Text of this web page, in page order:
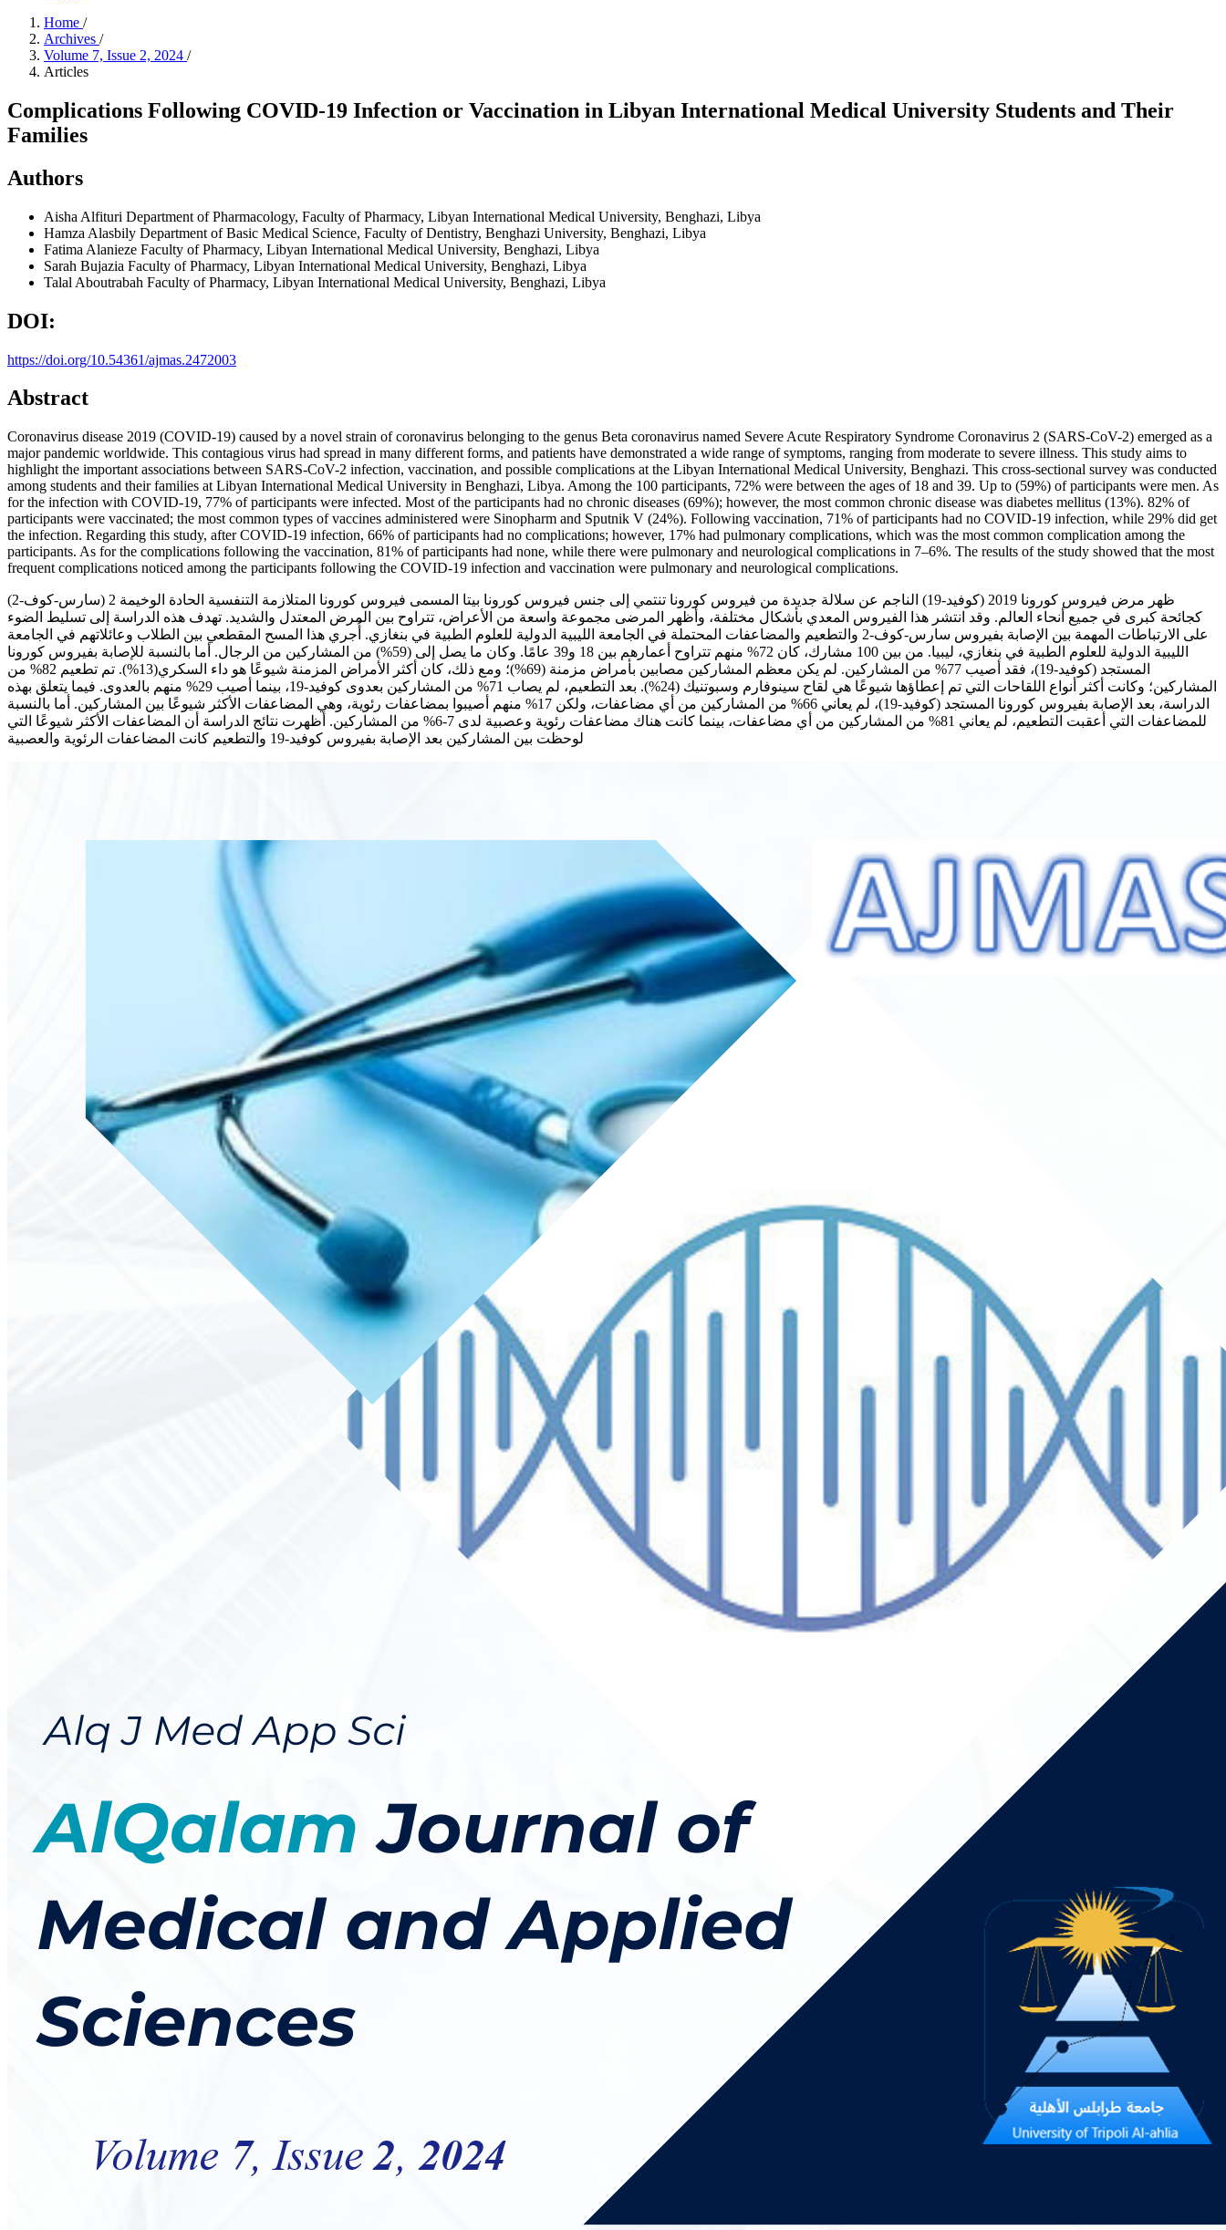
Home /
Archives /
Volume 7, Issue 2, 2024 /
Articles
Complications Following COVID-19 Infection or Vaccination in Libyan International Medical University Students and Their
Families
Authors
Aisha Alfituri Department of Pharmacology, Faculty of Pharmacy, Libyan International Medical University, Benghazi, Libya
Hamza Alasbily Department of Basic Medical Science, Faculty of Dentistry, Benghazi University, Benghazi, Libya
Fatima Alanieze Faculty of Pharmacy, Libyan International Medical University, Benghazi, Libya
Sarah Bujazia Faculty of Pharmacy, Libyan International Medical University, Benghazi, Libya
Talal Aboutrabah Faculty of Pharmacy, Libyan International Medical University, Benghazi, Libya
DOI:
https://doi.org/10.54361/ajmas.2472003
Abstract
Coronavirus disease 2019 (COVID-19) caused by a novel strain of coronavirus belonging to the genus Beta coronavirus named Severe Acute Respiratory Syndrome Coronavirus 2 (SARS-CoV-2) emerged as a
major pandemic worldwide. This contagious virus had spread in many different forms, and patients have demonstrated a wide range of symptoms, ranging from moderate to severe illness. This study aims to
highlight the important associations between SARS-CoV-2 infection, vaccination, and possible complications at the Libyan International Medical University, Benghazi. This cross-sectional survey was conducted
among students and their families at Libyan International Medical University in Benghazi, Libya. Among the 100 participants, 72% were between the ages of 18 and 39. Up to (59%) of participants were men. As
for the infection with COVID-19, 77% of participants were infected. Most of the participants had no chronic diseases (69%); however, the most common chronic disease was diabetes mellitus (13%). 82% of
participants were vaccinated; the most common types of vaccines administered were Sinopharm and Sputnik V (24%). Following vaccination, 71% of participants had no COVID-19 infection, while 29% did get
the infection. Regarding this study, after COVID-19 infection, 66% of participants had no complications; however, 17% had pulmonary complications, which was the most common complication among the
participants. As for the complications following the vaccination, 81% of participants had none, while there were pulmonary and neurological complications in 7–6%. The results of the study showed that the most
frequent complications noticed among the participants following the COVID-19 infection and vaccination were pulmonary and neurological complications.
ظهر مرض فيروس كورونا 2019 (كوفيد-19) الناجم عن سلالة جديدة من فيروس كورونا تنتمي إلى جنس فيروس كورونا بيتا المسمى فيروس كورونا المتلازمة التنفسية الحادة الوخيمة 2 (سارس-كوف-2)
كجائحة كبرى في جميع أنحاء العالم. وقد انتشر هذا الفيروس المعدي بأشكال مختلفة، وأظهر المرضى مجموعة واسعة من الأعراض، تتراوح بين المرض المعتدل والشديد. تهدف هذه الدراسة إلى تسليط الضوء
على الارتباطات المهمة بين الإصابة بفيروس سارس-كوف-2 والتطعيم والمضاعفات المحتملة في الجامعة الليبية الدولية للعلوم الطبية في بنغازي. أُجري هذا المسح المقطعي بين الطلاب وعائلاتهم في الجامعة
الليبية الدولية للعلوم الطبية في بنغازي، ليبيا. من بين 100 مشارك، كان 72% منهم تتراوح أعمارهم بين 18 و39 عامًا. وكان ما يصل إلى (59%) من المشاركين من الرجال. أما بالنسبة للإصابة بفيروس كورونا
المستجد (كوفيد-19)، فقد أصيب 77% من المشاركين. لم يكن معظم المشاركين مصابين بأمراض مزمنة (69%)؛ ومع ذلك، كان أكثر الأمراض المزمنة شيوعًا هو داء السكري(13%). تم تطعيم 82% من
المشاركين؛ وكانت أكثر أنواع اللقاحات التي تم إعطاؤها شيوعًا هي لقاح سينوفارم وسبوتنيك (24%). بعد التطعيم، لم يصاب 71% من المشاركين بعدوى كوفيد-19، بينما أصيب 29% منهم بالعدوى. فيما يتعلق بهذه
الدراسة، بعد الإصابة بفيروس كورونا المستجد (كوفيد-19)، لم يعاني 66% من المشاركين من أي مضاعفات، ولكن 17% منهم أصيبوا بمضاعفات رئوية، وهي المضاعفات الأكثر شيوعًا بين المشاركين. أما بالنسبة
للمضاعفات التي أعقبت التطعيم، لم يعاني 81% من المشاركين من أي مضاعفات، بينما كانت هناك مضاعفات رئوية وعصبية لدى 7-6% من المشاركين. أظهرت نتائج الدراسة أن المضاعفات الأكثر شيوعًا التي
لوحظت بين المشاركين بعد الإصابة بفيروس كوفيد-19 والتطعيم كانت المضاعفات الرئوية والعصبية